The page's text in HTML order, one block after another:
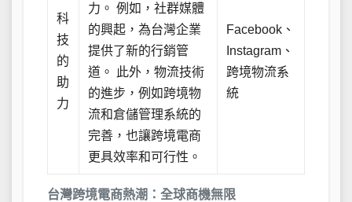
台灣跨境電商熱潮：全球商機無限
科
技
的
助
力
力。 例如，社群媒體
的興起，為台灣企業
提供了新的行銷管
道。 此外，物流技術
的進步，例如跨境物
流和倉儲管理系統的
完善，也讓跨境電商
更具效率和可行性。
Facebook、
Instagram、
跨境物流系
統